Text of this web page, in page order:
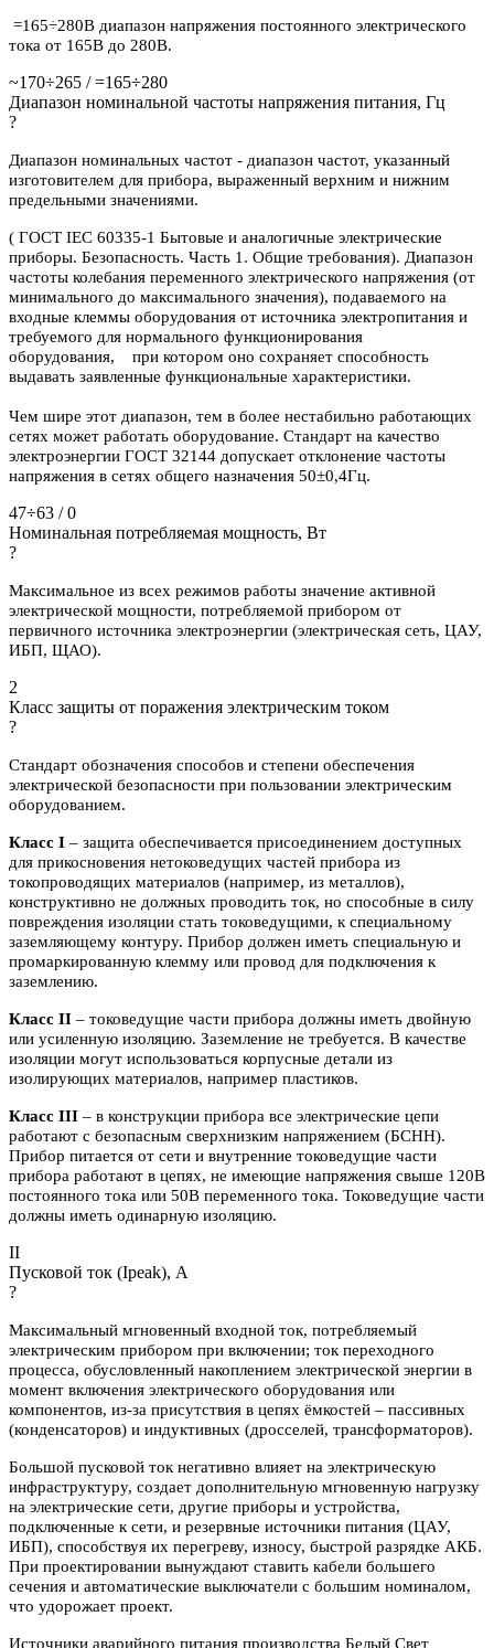
=165÷280В диапазон напряжения постоянного электрического
тока от 165В до 280В.
~170÷265 / =165÷280
Диапазон номинальной частоты напряжения питания, Гц
?
Диапазон номинальных частот - диапазон частот, указанный
изготовителем для прибора, выраженный верхним и нижним
предельными значениями.
( ГОСТ IEC 60335-1 Бытовые и аналогичные электрические
приборы. Безопасность. Часть 1. Общие требования). Диапазон
частоты колебания переменного электрического напряжения (от
минимального до максимального значения), подаваемого на
входные клеммы оборудования от источника электропитания и
требуемого для нормального функционирования
оборудования, при котором оно сохраняет способность
выдавать заявленные функциональные характеристики.
Чем шире этот диапазон, тем в более нестабильно работающих
сетях может работать оборудование. Стандарт на качество
электроэнергии ГОСТ 32144 допускает отклонение частоты
напряжения в сетях общего назначения 50±0,4Гц.
47÷63 / 0
Номинальная потребляемая мощность, Вт
?
Максимальное из всех режимов работы значение активной
электрической мощности, потребляемой прибором от
первичного источника электроэнергии (электрическая сеть, ЦАУ,
ИБП, ЩАО).
2
Класс защиты от поражения электрическим током
?
Стандарт обозначения способов и степени обеспечения
электрической безопасности при пользовании электрическим
оборудованием.
Класс I – защита обеспечивается присоединением доступных
для прикосновения нетоковедущих частей прибора из
токопроводящих материалов (например, из металлов),
конструктивно не должных проводить ток, но способные в силу
повреждения изоляции стать токоведущими, к специальному
заземляющему контуру. Прибор должен иметь специальную и
промаркированную клемму или провод для подключения к
заземлению.
Класс II – токоведущие части прибора должны иметь двойную
или усиленную изоляцию. Заземление не требуется. В качестве
изоляции могут использоваться корпусные детали из
изолирующих материалов, например пластиков.
Класс III – в конструкции прибора все электрические цепи
работают с безопасным сверхнизким напряжением (БСНН).
Прибор питается от сети и внутренние токоведущие части
прибора работают в цепях, не имеющие напряжения свыше 120В
постоянного тока или 50В переменного тока. Токоведущие части
должны иметь одинарную изоляцию.
II
Пусковой ток (Ipeak), A
?
Максимальный мгновенный входной ток, потребляемый
электрическим прибором при включении; ток переходного
процесса, обусловленный накоплением электрической энергии в
момент включения электрического оборудования или
компонентов, из-за присутствия в цепях ёмкостей – пассивных
(конденсаторов) и индуктивных (дросселей, трансформаторов).
Большой пусковой ток негативно влияет на электрическую
инфраструктуру, создает дополнительную мгновенную нагрузку
на электрические сети, другие приборы и устройства,
подключенные к сети, и резервные источники питания (ЦАУ,
ИБП), способствуя их перегреву, износу, быстрой разрядке АКБ.
При проектировании вынуждают ставить кабели большего
сечения и автоматические выключатели с большим номиналом,
что удорожает проект.
Источники аварийного питания производства Белый Свет